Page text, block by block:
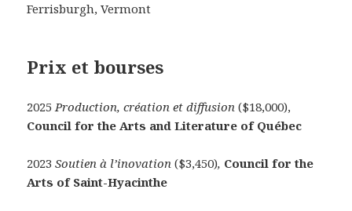
Ferrisburgh, Vermont
Prix et bourses
2025Production, création et diffusion($18,000),
Council for the Arts and Literature of Québec
2023Soutien à l’inovation($3,450), Council for the
Arts of Saint-Hyacinthe